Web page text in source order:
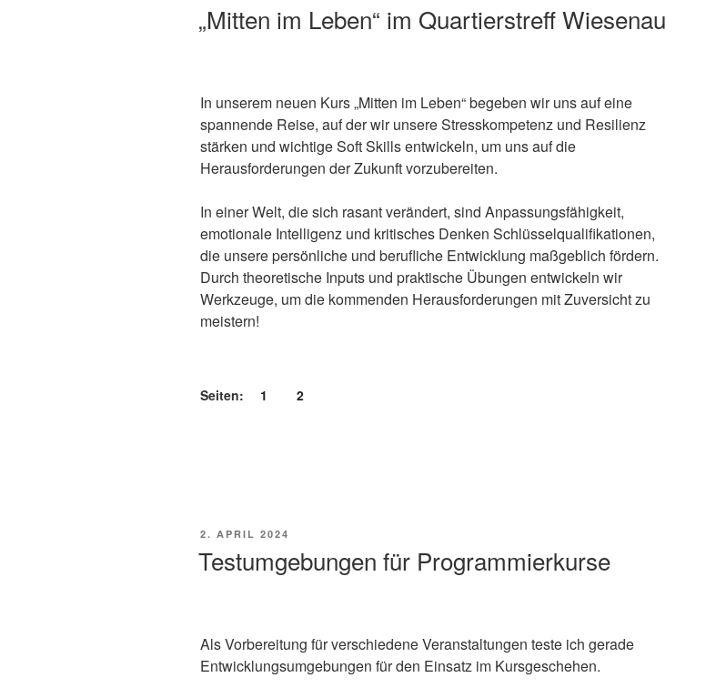
„Mitten im Leben“ im Quartierstreff Wiesenau
In unserem neuen Kurs „Mitten im Leben“ begeben wir uns auf eine
spannende Reise, auf der wir unsere Stresskompetenz und Resilienz
stärken und wichtige Soft Skills entwickeln, um uns auf die
Herausforderungen der Zukunft vorzubereiten.
In einer Welt, die sich rasant verändert, sind Anpassungsfähigkeit,
emotionale Intelligenz und kritisches Denken Schlüsselqualifikationen,
die unsere persönliche und berufliche Entwicklung maßgeblich fördern.
Durch theoretische Inputs und praktische Übungen entwickeln wir
Werkzeuge, um die kommenden Herausforderungen mit Zuversicht zu
meistern!
Seiten: 1 2
VERÖFFENTLICHT
2. APRIL 2024
Testumgebungen für Programmierkurse
Als Vorbereitung für verschiedene Veranstaltungen teste ich gerade
Entwicklungsumgebungen für den Einsatz im Kursgeschehen.